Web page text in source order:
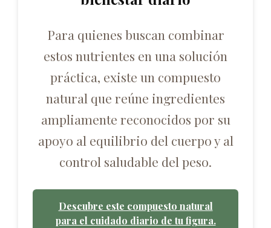
Para quienes buscan combinar
estos nutrientes en una solución
práctica, existe un compuesto
natural que reúne ingredientes
ampliamente reconocidos por su
apoyo al equilibrio del cuerpo y al
control saludable del peso.
Descubre este compuesto natural
para el cuidado diario de tu figura.